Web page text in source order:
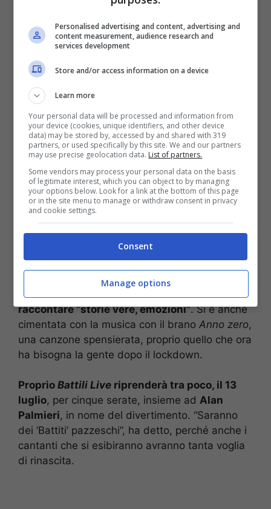
Nell’intervista ha parlato della sua carriera, di
quello che è stato e vorrebbe fosse. Ha
Made in Sud , uno show comico, poi
Battiti live
raccontare “storie vere, emozioni”. Si è anche
cimentata con la musica con il brano Anno zero,
una canzone spensierata, proprio quello che ora
ha bisogna la gente dopo il lockdown.
Proprio Battili Live riprenderà tra poco, il 13
luglio, per cinque serate, insieme ad Alan
Palmieri, in nome del divertimento. “Saranno
dei ‘Battiti’ pazzeschi”, ha detto, perché anche i
cantanti che si esibiranno avranno tanta voglia
di rinascita.
Personalised advertising and content, advertising and
content measurement, audience research and
services development
Store and/or access information on a device
Learn more
Your personal data will be processed and information from
your device (cookies, unique identifiers, and other device
data) may be stored by, accessed by and shared with 319
partners, or used specifically by this site. We and our partners
may use precise geolocation data. List of partners.
Some vendors may process your personal data on the basis
of legitimate interest, which you can object to by managing
your options below. Look for a link at the bottom of this page
or in the site menu to manage or withdraw consent in privacy
and cookie settings.
Consent
Manage options